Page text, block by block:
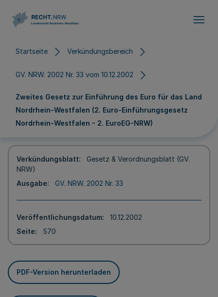
Startseite Verkündungsbereich
GV. NRW. 2002 Nr. 33 vom 10.12.2002
Zweites Gesetz zur Einführung des Euro für das Land
Nordrhein-Westfalen (2. Euro-Einführungsgesetz
Nordrhein-Westfalen - 2. EuroEG-NRW)
Verkündungsblatt
Gesetz & Verordnungsblatt (GV.
NRW)
Ausgabe
GV. NRW. 2002 Nr. 33
Veröffentlichungsdatum
10.12.2002
Seite
570
PDF-Version herunterladen